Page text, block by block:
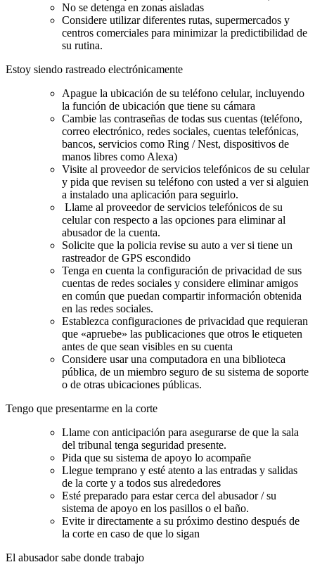
No se detenga en zonas aisladas
Considere utilizar diferentes rutas, supermercados y
centros comerciales para minimizar la predictibilidad de
su rutina.
Estoy siendo rastreado electrónicamente
Apague la ubicación de su teléfono celular, incluyendo
la función de ubicación que tiene su cámara
Cambie las contraseñas de todas sus cuentas (teléfono,
correo electrónico, redes sociales, cuentas telefónicas,
bancos, servicios como Ring / Nest, dispositivos de
manos libres como Alexa)
Visite al proveedor de servicios telefónicos de su celular
y pida que revisen su teléfono con usted a ver si alguien
a instalado una aplicación para seguirlo.
Llame al proveedor de servicios telefónicos de su
celular con respecto a las opciones para eliminar al
abusador de la cuenta.
Solicite que la policia revise su auto a ver si tiene un
rastreador de GPS escondido
Tenga en cuenta la configuración de privacidad de sus
cuentas de redes sociales y considere eliminar amigos
en común que puedan compartir información obtenida
en las redes sociales.
Establezca configuraciones de privacidad que requieran
que «apruebe» las publicaciones que otros le etiqueten
antes de que sean visibles en su cuenta
Considere usar una computadora en una biblioteca
pública, de un miembro seguro de su sistema de soporte
o de otras ubicaciones públicas.
Tengo que presentarme en la corte
Llame con anticipación para asegurarse de que la sala
del tribunal tenga seguridad presente.
Pida que su sistema de apoyo lo acompañe
Llegue temprano y esté atento a las entradas y salidas
de la corte y a todos sus alrededores
Esté preparado para estar cerca del abusador / su
sistema de apoyo en los pasillos o el baño.
Evite ir directamente a su próximo destino después de
la corte en caso de que lo sigan
El abusador sabe donde trabajo